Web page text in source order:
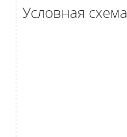
Условная схема